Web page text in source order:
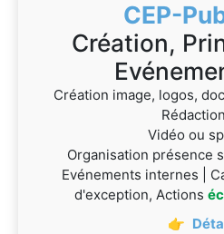
CEP-
Création,
Création image, logos,
Vidéo ou
Organisation présence
Evénements internes |
d'exception, Actions
👉